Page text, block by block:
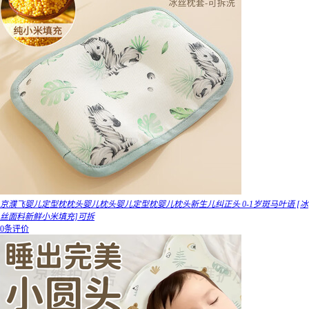
京濮飞婴儿定型枕枕头婴儿枕头婴儿定型枕婴儿枕头新生儿纠正头 0-1岁斑马叶语 [冰
丝面料新鲜小米填充]可拆
0条评价